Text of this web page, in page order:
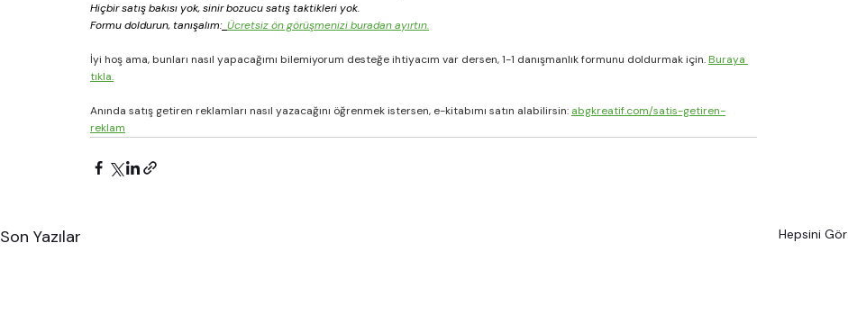
Hiçbir satış bakısı yok, sinir bozucu satış taktikleri yok.
Formu doldurun, tanışalım: Ücretsiz ön görüşmenizi buradan ayırtın.
İyi hoş ama, bunları nasıl yapacağımı bilemiyorum desteğe ihtiyacım var dersen, 1-1 danışmanlık formunu doldurmak için. Buraya
tıkla.
Anında satış getiren reklamları nasıl yazacağını öğrenmek istersen, e-kitabımı satın alabilirsin: abgkreatif.com/satis-getiren-
reklam
Son Yazılar Hepsini Gör